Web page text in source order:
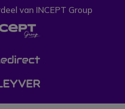
van INCEPT Group